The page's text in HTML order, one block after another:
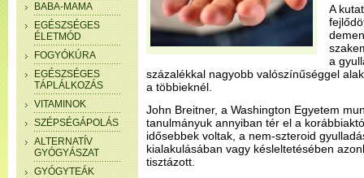
BABA-MAMA
EGÉSZSÉGES
ÉLETMÓD
FOGYÓKÚRA
EGÉSZSÉGES
TÁPLÁLKOZÁS
VITAMINOK
SZÉPSÉGÁPOLÁS
ALTERNATÍV
GYÓGYÁSZAT
GYÓGYTEÁK
A
a
százalékkal nagyobb valószínűséggel
a többieknél.
John Breitner, a Washington Egyetem
tanulmányuk annyiban tér el a
idősebbek voltak, a nem-szteroid
kialakulásában vagy késleltetésében
tisztázott.